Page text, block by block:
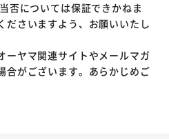
否については保証できかねま
ださいますよう、お願いいたし
ーヤマ関連サイトやメールマガ
合がございます。あらかじめご